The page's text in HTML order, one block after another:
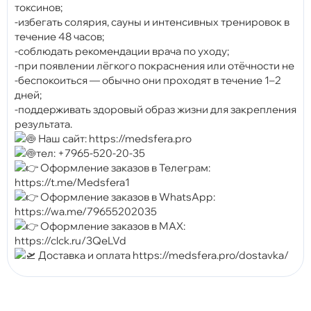
токсинов;
-избегать солярия, сауны и интенсивных тренировок в
течение 48 часов;
-соблюдать рекомендации врача по уходу;
-при появлении лёгкого покраснения или отёчности не
-беспокоиться — обычно они проходят в течение 1–2
дней;
-поддерживать здоровый образ жизни для закрепления
результата.
Наш сайт: https://medsfera.pro
тел: +7965-520-20-35
Оформление заказов в Телеграм:
https://t.me/Medsfera1
Оформление заказов в WhatsApp:
https://wa.me/79655202035
Оформление заказов в MAX:
https://clck.ru/3QeLVd
Доставка и оплата https://medsfera.pro/dostavka/